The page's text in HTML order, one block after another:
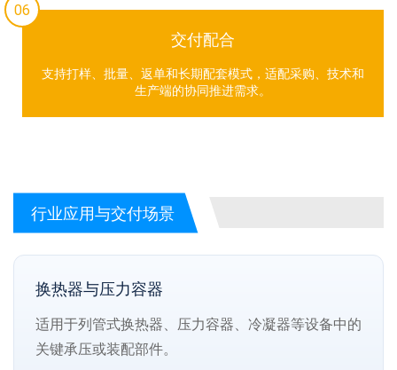
06
交付配合
支持打样、批量、返单和长期配套模式，适配采购、技术和
生产端的协同推进需求。
行业应用与交付场景
换热器与压力容器
适用于列管式换热器、压力容器、冷凝器等设备中的
关键承压或装配部件。